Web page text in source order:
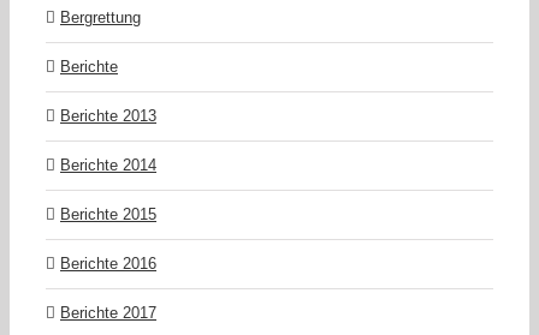
Bergrettung
Berichte
Berichte 2013
Berichte 2014
Berichte 2015
Berichte 2016
Berichte 2017